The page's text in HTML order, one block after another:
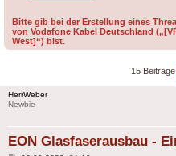
Bitte gib bei der Erstellung eines
von Vodafone Kabel Deutschland
West]“) bist.
15 Beiträge
HerrWeber
Newbie
EON Glasfaserausbau -